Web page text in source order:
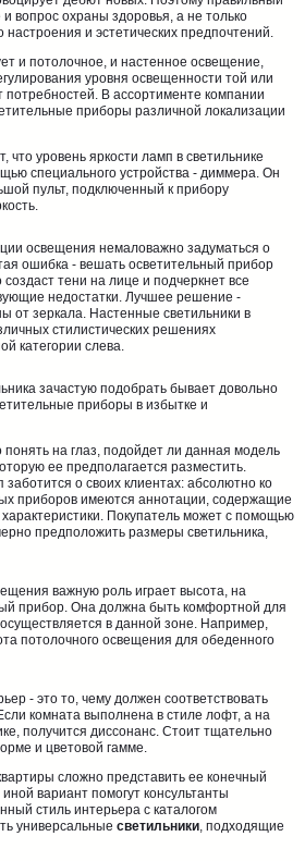
вопрос охраны здоровья, а не только
и эстетических предпочтений.
и потолочное, и настенное освещение,
уровня освещенности той или
потребностей. В ассортименте компании
приборы различной локализации
что уровень яркости ламп в светильнике
специального устройства - диммера. Он
пульт, подключенный к прибору
освещения немаловажно задуматься о
ошибка - вешать осветительный прибор
тени на лице и подчеркнет все
недостатки. Лучшее решение -
от зеркала. Настенные светильники в
стилистических решениях
категории слева.
зачастую подобрать бывает довольно
приборы в избытке и
понять на глаз, подойдет ли данная модель
ее предполагается разместить.
о своих клиентах: абсолютно ко
приборов имеются аннотации, содержащие
Покупатель может с помощью
предположить размеры светильника,
важную роль играет высота, на
прибор. Она должна быть комфортной для
в данной зоне. Например,
потолочного освещения для обеденного
- это то, чему должен соответствовать
комната выполнена в стиле лофт, а на
получится диссонанс. Стоит тщательно
и цветовой гамме.
сложно представить ее конечный
вариант помогут консультанты
стиль интерьера с каталогом
универсальные светильники, подходящие